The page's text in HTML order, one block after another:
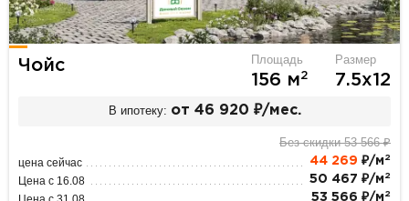
Чойс Площадь
156 м2
Размер
7.5х12
В ипотеку: от 46 920 ₽/мес.
Без скидки 53 566 ₽
цена сейчас 44 269 ₽/м 2
Цена с 16.08 50 467 ₽/м 2
53 566 ₽/м 2